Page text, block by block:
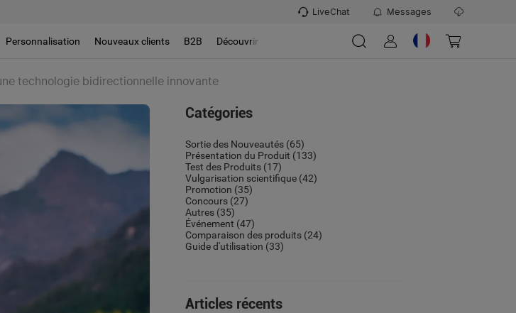
LiveChat Messages
Personnalisation Nouveaux clients B2B Découvrir
technologie bidirectionnelle innovante
Catégories
Sortie des Nouveautés (65)
Présentation du Produit (133)
Test des Produits (17)
Vulgarisation scientifique (42)
Promotion (35)
Concours (27)
Autres (35)
Événement (47)
Comparaison des produits (24)
Guide d'utilisation (33)
Articles récents